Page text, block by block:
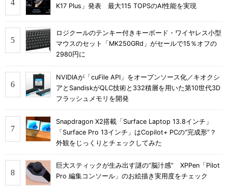
K17 Plus」発表 最大115 TOPSのAI性能を実現
ロジクールのテンキー付きキーボード・ワイヤレス小型
マウスのセット「MK250GRd」がセールで15％オフの
2980円に
NVIDIAが「cuFile API」をオープンソース化／キオクシ
アとSandiskがQLC技術と332積層を用いた第10世代3D
フラッシュメモリを開発
Snapdragon X2搭載「Surface Laptop 13.8インチ」
「Surface Pro 13インチ」はCopilot+ PCの“完成形”？
外観をじっくりとチェックしてみた
巨大スティックが生み出す謎の“脳汁感” XPPen「Pilot
Pro 編集コンソール」のお絵描き実用度をチェック